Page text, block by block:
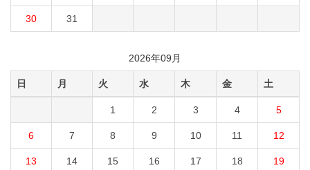
30 31
2026年09月
日 月 火 水 木 金 土
1 2 3 4 5
6 7 8 9 10 11 12
13 14 15 16 17 18 19